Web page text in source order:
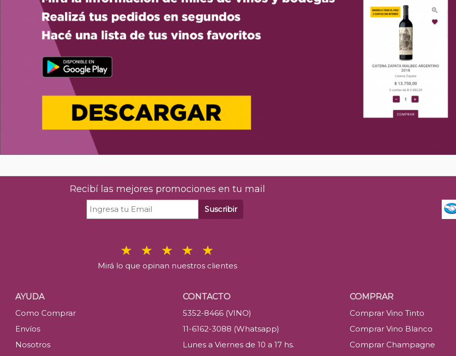
Recibí las mejores promociones en tu mail
Suscribir
Mirá lo que opinan nuestros clientes
AYUDA
Como Comprar
Envíos
Nosotros
CONTACTO
5352-8466 (VINO)
11-6162-3088 (Whatsapp)
Lunes a Viernes de 10 a 17 hs.
COMPRAR
Comprar Vino Tinto
Comprar Vino Blanco
Comprar Champagne